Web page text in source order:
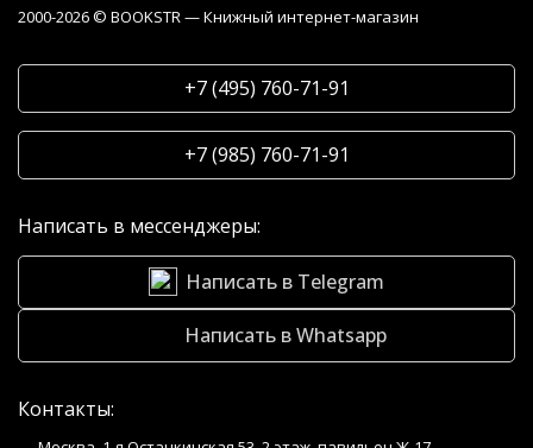
2000-2026 © BOOKSTR — Книжный интернет-магазин
+7 (495) 760-71-91
+7 (985) 760-71-91
Написать в мессенджеры:
Написать в Telegram
Написать в Whatsapp
Контакты: